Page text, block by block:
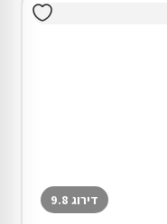
דירוג 9.8